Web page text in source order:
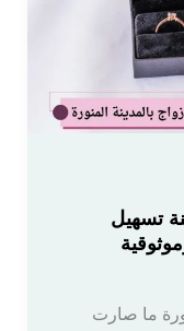
تسهيل
ما صارت